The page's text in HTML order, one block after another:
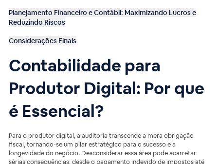
Planejamento Financeiro e Contábil: Maximizando Lucros e
Reduzindo Riscos
Considerações Finais
Contabilidade para
Produtor Digital: Por que
é Essencial?
Para o produtor digital, a auditoria transcende a mera obrigação
fiscal, tornando-se um pilar estratégico para o sucesso e a
longevidade do negócio. Desconsiderar essa área pode acarretar
sérias consequências, desde o pagamento indevido de impostos até